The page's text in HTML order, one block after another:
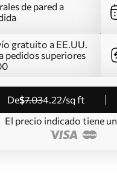
de pared a
gratuito a EE.UU.
pedidos superiores
de$7.034.22/sq ft
El precio indicado tiene un